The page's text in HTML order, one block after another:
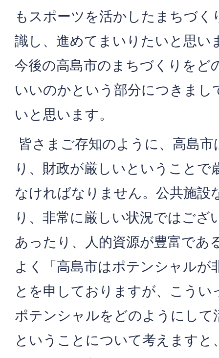
もスポーツを活かしたまちづく
識し、進めてまいりたいと思い
今後の高島市のまちづくりをど
いいのかという部分につきまし
いと思います。
皆さまご存知のように、高島
り、財政が厳しいということで
なければなりません。公共施設
り、非常に厳しい状況ではござ
あったり、人的資源が豊富であ
よく「高島市はポテンシャルが
とを申しておりますが、こうい
ポテンシャルをどのようにして
ということについて考えますと